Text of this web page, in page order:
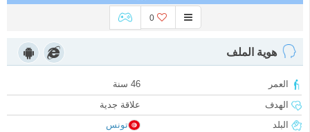
0
هوية الملف
العمر
46 سنة
الهدف
علاقة جدية
البلد
تونس